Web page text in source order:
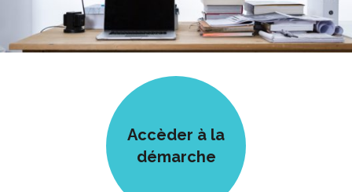
Accèder à la
démarche